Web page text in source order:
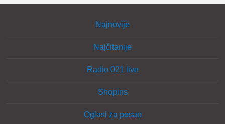
Najnovije
Najčitanije
Radio 021 live
Shopins
Oglasi za posao